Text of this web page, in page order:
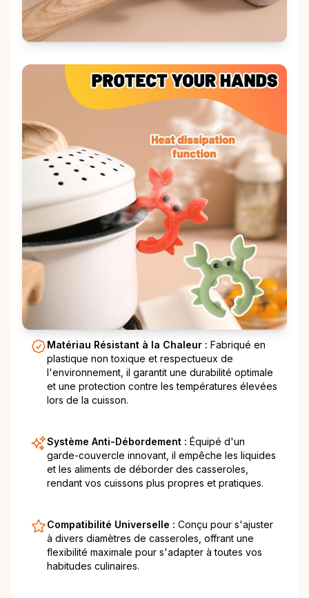
Matériau Résistant à la Chaleur : Fabriqué en
plastique non toxique et respectueux de
l'environnement, il garantit une durabilité optimale
et une protection contre les températures élevées
lors de la cuisson.
Système Anti-Débordement : Équipé d'un
garde-couvercle innovant, il empêche les liquides
et les aliments de déborder des casseroles,
rendant vos cuissons plus propres et pratiques.
Compatibilité Universelle : Conçu pour s'ajuster
à divers diamètres de casseroles, offrant une
flexibilité maximale pour s'adapter à toutes vos
habitudes culinaires.